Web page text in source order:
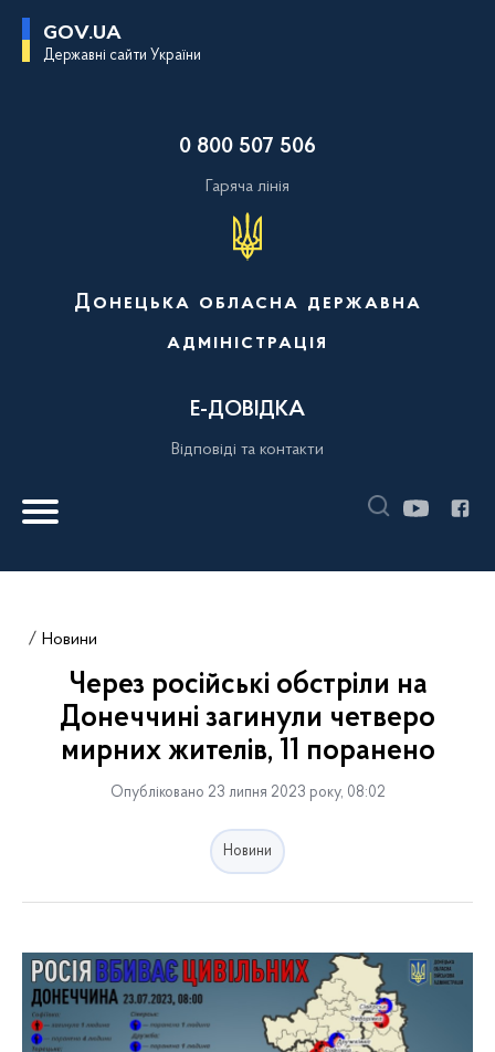
GOV.UA
Державні сайти України
0 800 507 506
Гаряча лінія
Донецька обласна державна
адміністрація
Е-ДОВІДКА
Відповіді та контакти
Новини
Через російські обстріли на
Донеччині загинули четверо
мирних жителів, 11 поранено
Опубліковано 23 липня 2023 року, 08:02
Новини